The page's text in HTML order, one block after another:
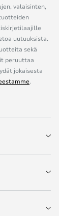
valaisinten,
uutuuksista.
sekä
peruuttaa
jokaisesta
.